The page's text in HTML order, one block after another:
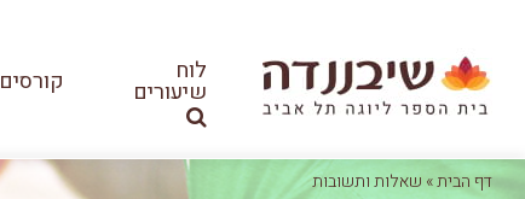
לוח
שיעורים קורסים
דף הבית» שאלות ותשובות